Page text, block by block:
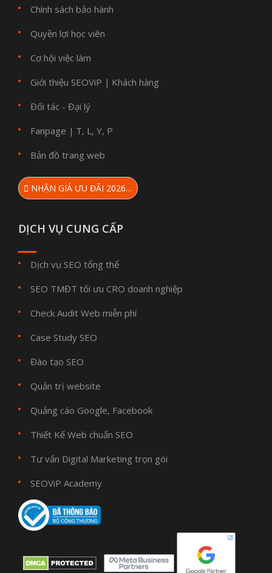
Chính sách bảo hành
Quyền lợi học viên
Cơ hội việc làm
Giới thiệu SEOViP | Khách hàng
Đối tác - Đại lý
Fanpage | T, L, Y, P
Bản đồ trang web
NHẬN GIÁ ƯU ĐÃI 2026…
DỊCH VỤ CUNG CẤP
Dịch vụ SEO tổng thể
SEO TMĐT tối ưu CRO doanh nghiệp
Check Audit Web miễn phí
Case Study SEO
Đào tạo SEO
Quản trị website
Quảng cáo Google, Facebook
Thiết Kế Web chuẩn SEO
Tư vấn Digital Marketing trọn gói
SEOViP Academy